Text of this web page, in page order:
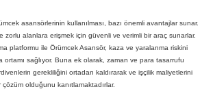
asansörlerinin kullanılması, bazı önemli avantajlar sunar.
zorlu alanlara erişmek için güvenli ve verimli bir araç sunarlar.
platformu ile Örümcek Asansör, kaza ve yaralanma riskini
ortamı sağlıyor. Buna ek olarak, zaman ve para tasarrufu
gerekliliğini ortadan kaldırarak ve işçilik maliyetlerini
olduğunu kanıtlamaktadırlar.